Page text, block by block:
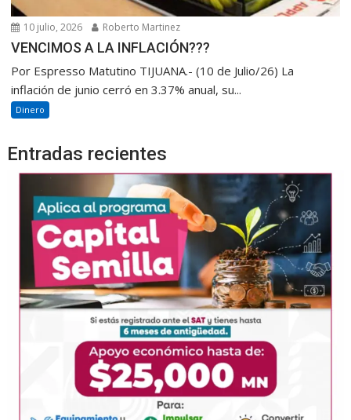
10 julio, 2026 Roberto Martinez
VENCIMOS A LA INFLACIÓN???
Por Espresso Matutino TIJUANA.- (10 de Julio/26) La
inflación de junio cerró en 3.37% anual, su...
Dinero
Entradas recientes